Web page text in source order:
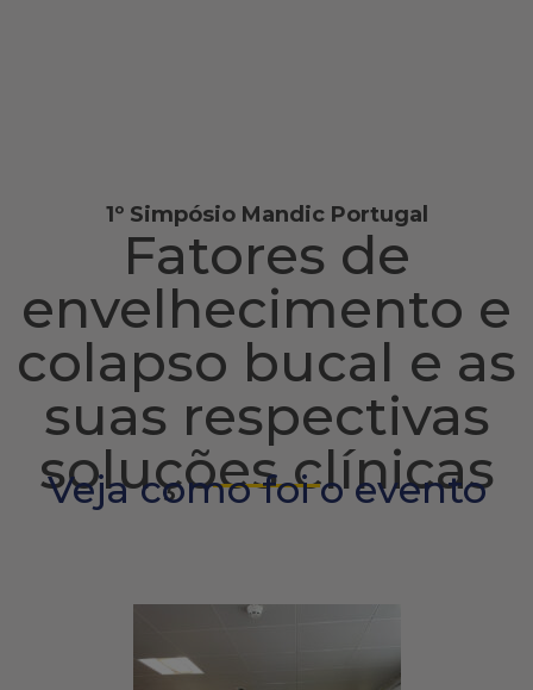
1º Simpósio Mandic Portugal
Fatores de
envelhecimento e
colapso bucal e as
suas respectivas
soluções clínicas
Veja como foi o evento